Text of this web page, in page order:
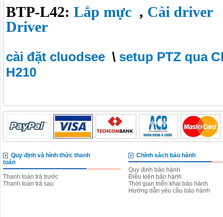
BTP-L42: Lắp mực , Cài driver
Driver
cài đặt cluodsee \ setup PTZ qua
H210
Quy định và hình thức thanh
toán
Thanh toán trả trước
Thanh toán trả sau
Chính sách bảo hành
Quy định bảo hành
Điều kiện bảo hành
Thời gian triển khai bảo hành
Hướng dẫn yêu cầu bảo hành